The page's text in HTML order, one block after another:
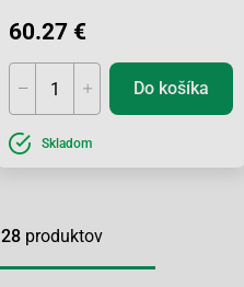
60.27 €
Do košíka
Skladom
28 produktov